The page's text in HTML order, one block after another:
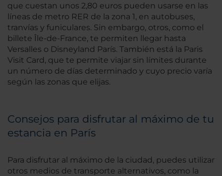
que cuestan unos 2,80 euros pueden usarse en las
líneas de metro RER de la zona 1, en autobuses,
tranvías y funiculares. Sin embargo, otros, como el
billete Île-de-France, te permiten llegar hasta
Versalles o Disneyland París. También está la Paris
Visit Card, que te permite viajar sin límites durante
un número de días determinado y cuyo precio varía
según las zonas que elijas.
Consejos para disfrutar al máximo de tu
estancia en París
Para disfrutar al máximo de la ciudad, puedes utilizar
otros medios de transporte alternativos, como la